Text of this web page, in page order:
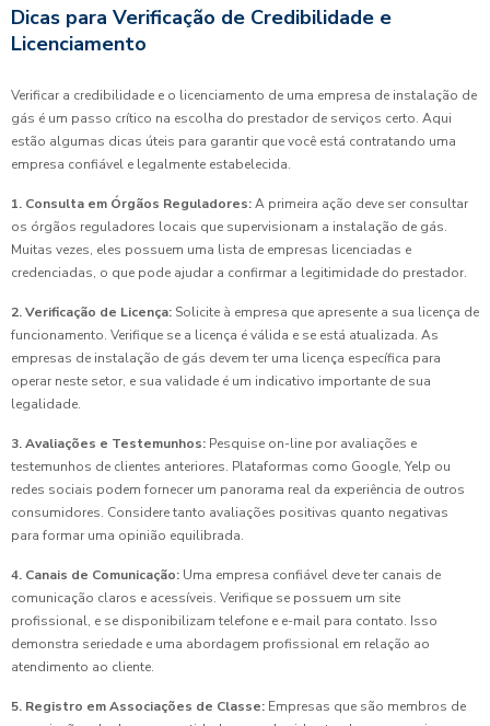
Dicas para Verificação de Credibilidade e
Licenciamento
Verificar a credibilidade e o licenciamento de uma empresa de instalação de
gás é um passo crítico na escolha do prestador de serviços certo. Aqui
estão algumas dicas úteis para garantir que você está contratando uma
empresa confiável e legalmente estabelecida.
1. Consulta em Órgãos Reguladores:A primeira ação deve ser consultar
os órgãos reguladores locais que supervisionam a instalação de gás.
Muitas vezes, eles possuem uma lista de empresas licenciadas e
credenciadas, o que pode ajudar a confirmar a legitimidade do prestador.
2. Verificação de Licença: Solicite à empresa que apresente a sua licença de
funcionamento. Verifique se a licença é válida e se está atualizada. As
empresas de instalação de gás devem ter uma licença específica para
operar neste setor, e sua validade é um indicativo importante de sua
legalidade.
3. Avaliações e Testemunhos: Pesquise on-line por avaliações e
testemunhos de clientes anteriores. Plataformas como Google, Yelp ou
redes sociais podem fornecer um panorama real da experiência de outros
consumidores. Considere tanto avaliações positivas quanto negativas
para formar uma opinião equilibrada.
4. Canais de Comunicação: Uma empresa confiável deve ter canais de
comunicação claros e acessíveis. Verifique se possuem um site
profissional, e se disponibilizam telefone e e-mail para contato. Isso
demonstra seriedade e uma abordagem profissional em relação ao
atendimento ao cliente.
5. Registro em Associações de Classe: Empresas que são membros de